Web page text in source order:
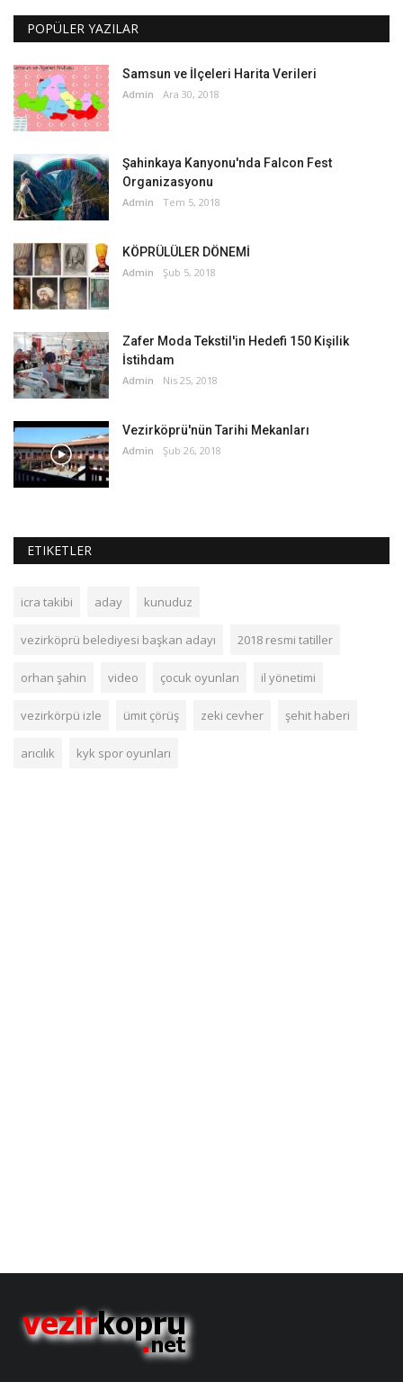
POPÜLER YAZILAR
Samsun ve İlçeleri Harita Verileri
Admin Ara 30, 2018
Şahinkaya Kanyonu'nda Falcon Fest
Organizasyonu
Admin Tem 5, 2018
KÖPRÜLÜLER DÖNEMİ
Admin Şub 5, 2018
Zafer Moda Tekstil'in Hedefi 150 Kişilik
İstihdam
Admin Nis 25, 2018
Vezirköprü'nün Tarihi Mekanları
Admin Şub 26, 2018
ETIKETLER
icra takibi aday kunuduz
vezirköprü belediyesi başkan adayı 2018 resmi tatiller
orhan şahin video çocuk oyunları il yönetimi
vezirkörpü izle ümit çörüş zeki cevher şehit haberi
arıcılık kyk spor oyunları